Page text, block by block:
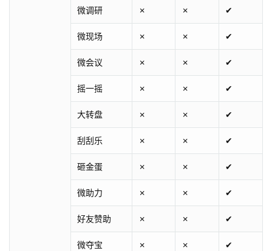
微调研 ✗ ✗ ✔
微现场 ✗ ✗ ✔
微会议 ✗ ✗ ✔
摇一摇 ✗ ✗ ✔
大转盘 ✗ ✗ ✔
刮刮乐 ✗ ✗ ✔
砸金蛋 ✗ ✗ ✔
微助力 ✗ ✗ ✔
好友赞助 ✗ ✗ ✔
微夺宝 ✗ ✗ ✔